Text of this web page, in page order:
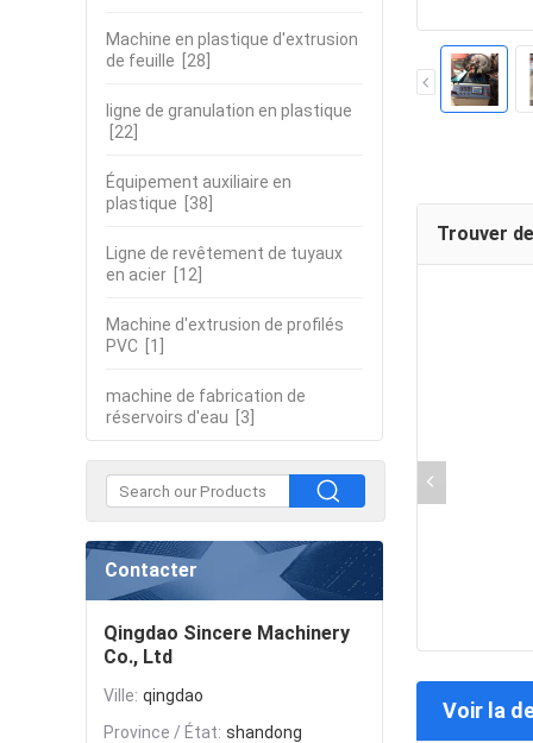
Machine en plastique d'extrusion
de feuille [28]
ligne de granulation en plastique
[22]
Équipement auxiliaire en
plastique [38]
Ligne de revêtement de tuyaux
en acier [12]
Machine d'extrusion de profilés
PVC [1]
machine de fabrication de
réservoirs d'eau [3]
Contacter
Qingdao Sincere Machinery
Co., Ltd
Ville: qingdao
Province / État: shandong
Trouver
Voir la